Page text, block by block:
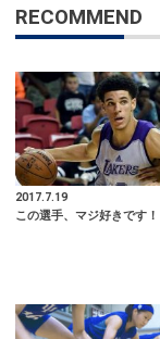
RECOMMEND
2017.7.19
この選手、マジ好きです！